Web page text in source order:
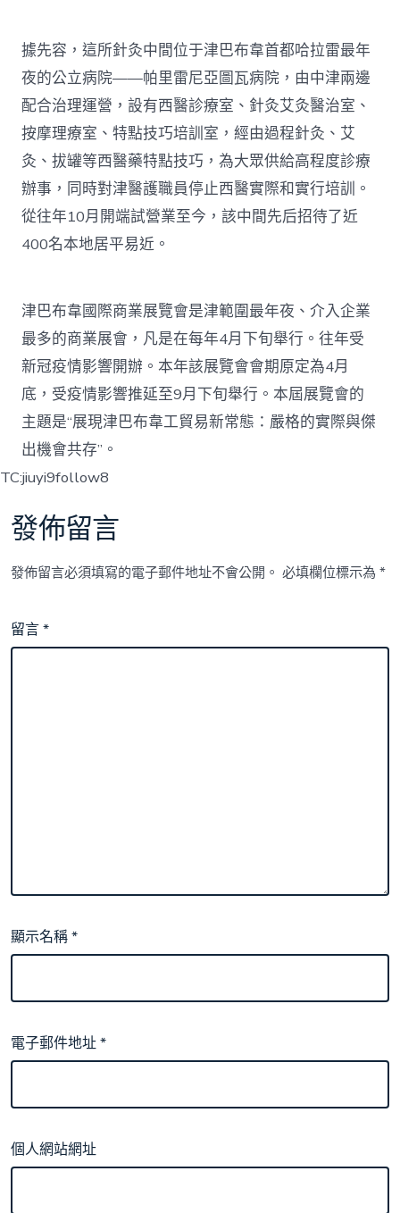
據先容，這所針灸中間位于津巴布韋首都哈拉雷最年
夜的公立病院——帕里雷尼亞圖瓦病院，由中津兩邊
配合治理運營，設有西醫診療室、針灸艾灸醫治室、
按摩理療室、特點技巧培訓室，經由過程針灸、艾
灸、拔罐等西醫藥特點技巧，為大眾供給高程度診療
辦事，同時對津醫護職員停止西醫實際和實行培訓。
從往年10月開端試營業至今，該中間先后招待了近
400名本地居平易近。
津巴布韋國際商業展覽會是津範圍最年夜、介入企業
最多的商業展會，凡是在每年4月下旬舉行。往年受
新冠疫情影響開辦。本年該展覽會會期原定為4月
底，受疫情影響推延至9月下旬舉行。本屆展覽會的
主題是“展現津巴布韋工貿易新常態：嚴格的實際與傑
出機會共存”。
TC:jiuyi9follow8
發佈留言
發佈留言必須填寫的電子郵件地址不會公開。 必填欄位標示為*
留言*
顯示名稱*
電子郵件地址*
個人網站網址